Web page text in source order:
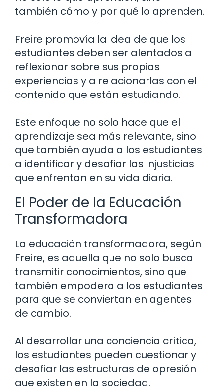
también cómo y por qué lo aprenden.
Freire promovía la idea de que los
estudiantes deben ser alentados a
reflexionar sobre sus propias
experiencias y a relacionarlas con el
contenido que están estudiando.
Este enfoque no solo hace que el
aprendizaje sea más relevante, sino
que también ayuda a los estudiantes
a identificar y desafiar las injusticias
que enfrentan en su vida diaria.
El Poder de la Educación
Transformadora
La educación transformadora, según
Freire, es aquella que no solo busca
transmitir conocimientos, sino que
también empodera a los estudiantes
para que se conviertan en agentes
de cambio.
Al desarrollar una conciencia crítica,
los estudiantes pueden cuestionar y
desafiar las estructuras de opresión
que existen en la sociedad.